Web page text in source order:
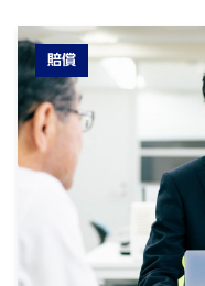
賠償